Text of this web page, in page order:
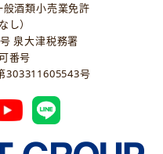
酒類小売業免許
し）
泉大津税務署
番号
303311605543号